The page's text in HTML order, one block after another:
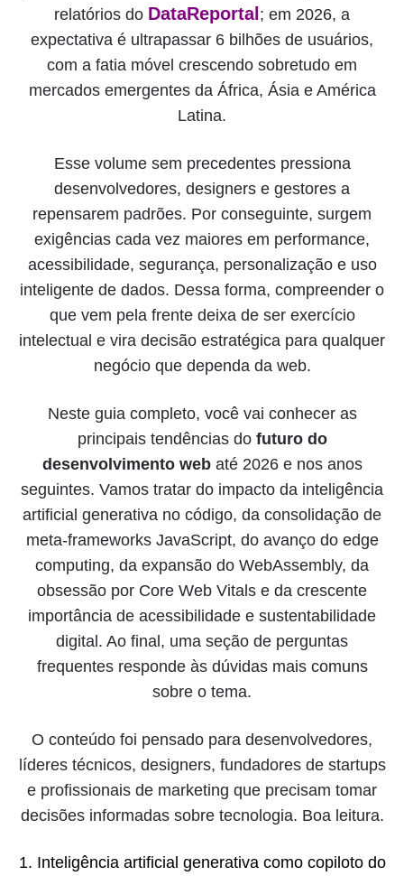
relatórios do DataReportal ; em 2026, a
expectativa é ultrapassar 6 bilhões de usuários,
com a fatia móvel crescendo sobretudo em
mercados emergentes da África, Ásia e América
Latina.
Esse volume sem precedentes pressiona
desenvolvedores, designers e gestores a
repensarem padrões. Por conseguinte, surgem
exigências cada vez maiores em performance,
acessibilidade, segurança, personalização e uso
inteligente de dados. Dessa forma, compreender o
que vem pela frente deixa de ser exercício
intelectual e vira decisão estratégica para qualquer
negócio que dependa da web.
Neste guia completo, você vai conhecer as
principais tendências do futuro do
desenvolvimento webaté 2026 e nos anos
seguintes. Vamos tratar do impacto da inteligência
artificial generativa no código, da consolidação de
meta-frameworks JavaScript, do avanço do edge
computing, da expansão do WebAssembly, da
obsessão por Core Web Vitals e da crescente
importância de acessibilidade e sustentabilidade
digital. Ao final, uma seção de perguntas
frequentes responde às dúvidas mais comuns
sobre o tema.
O conteúdo foi pensado para desenvolvedores,
líderes técnicos, designers, fundadores de startups
e profissionais de marketing que precisam tomar
decisões informadas sobre tecnologia. Boa leitura.
1. Inteligência artificial generativa como copiloto do